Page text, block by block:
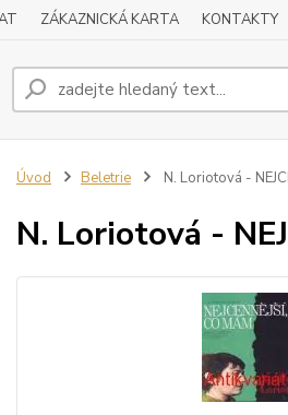
ZÁKAZNICKÁ KARTA KONTAKTY
Úvod Beletrie N. Loriotová -
N. Loriotová -